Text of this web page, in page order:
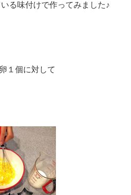
る味付けで作ってみました♪
１個に対して